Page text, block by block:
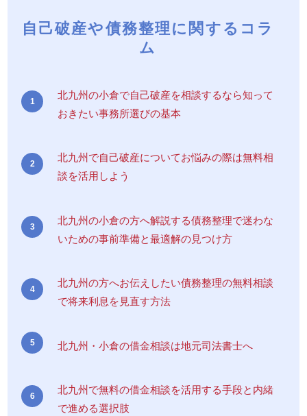
自己破産や債務整理に関するコラ
ム
北九州の小倉で自己破産を相談するなら知って
おきたい事務所選びの基本
北九州で自己破産についてお悩みの際は無料相
談を活用しよう
北九州の小倉の方へ解説する債務整理で迷わな
いための事前準備と最適解の見つけ方
北九州の方へお伝えしたい債務整理の無料相談
で将来利息を見直す方法
北九州・小倉の借金相談は地元司法書士へ
北九州で無料の借金相談を活用する手段と内緒
で進める選択肢